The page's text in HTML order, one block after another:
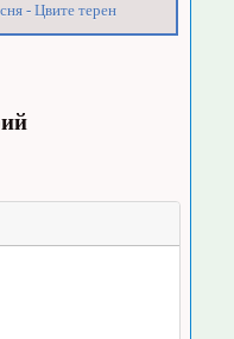
- Цвите терен